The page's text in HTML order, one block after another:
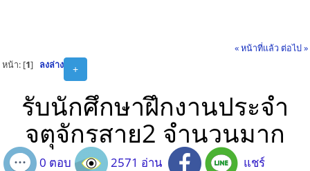
« หน้าที่แล้ว ต่อไป »
+
หน้า: [1] ลงล่าง
รับนักศึกษาฝึกงานประจำ
จตุจักรสาย2 จำนวนมาก
0 ตอบ 2571 อ่าน แชร์